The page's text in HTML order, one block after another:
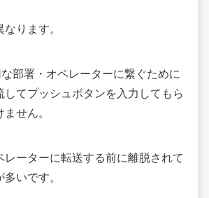
ります。
部署・オペレーターに繋ぐために
してプッシュボタンを入力してもら
せん。
レーターに転送する前に離脱されて
いです。